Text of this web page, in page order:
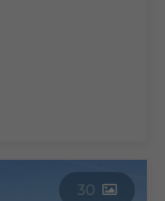
30